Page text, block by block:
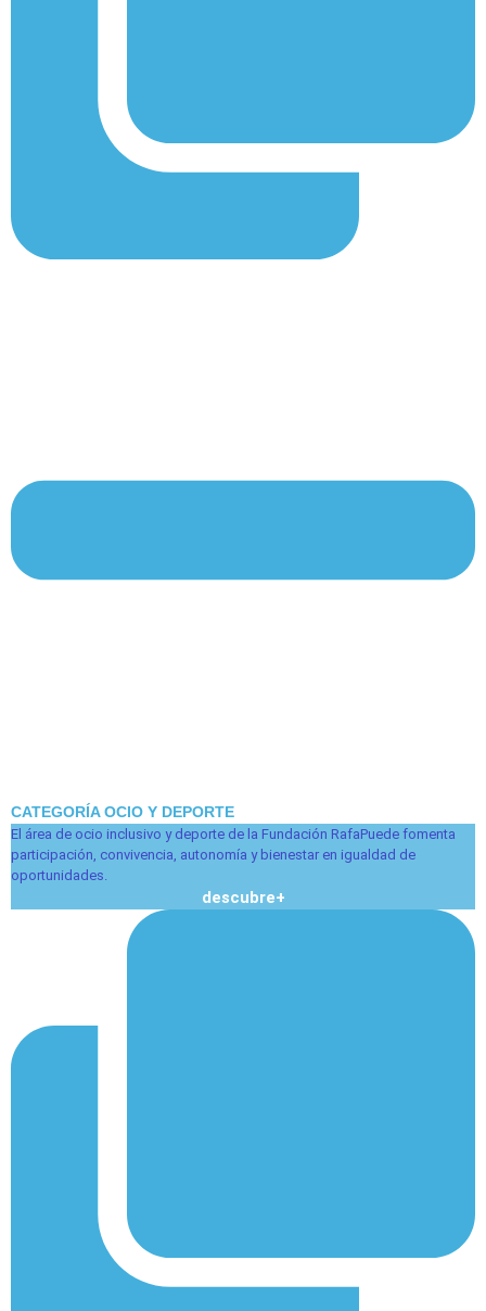
CATEGORÍA OCIO Y DEPORTE
El área de ocio inclusivo y deporte de la Fundación RafaPuede fomenta
participación, convivencia, autonomía y bienestar en igualdad de
oportunidades.
descubre+